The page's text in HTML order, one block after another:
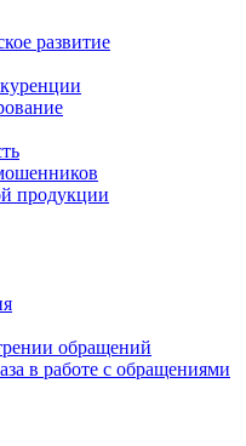
развитие
продукции
обращений
в работе с обращениями